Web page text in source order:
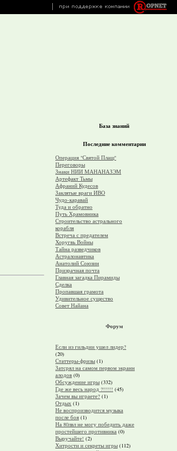
База знаний
Последние комментарии
Операция "Святой Плащ"
Переговоры
Знаки НИИ МАНАНАЗЭМ
Артефакт Тьмы
Афраний Кудесов
Заклятые враги ИВО
Чудо-каравай
Туда и обратно
Путь Храмовника
Строительство астрального
корабля
Встреча с предателем
Хоругвь Войны
Тайна разведчиков
Астралонавтика
Анатолий Союзин
Призрачная почта
Главная загадка Пирамиды
Сделка
Пропавшая грамота
Удивительное существо
Совет Найана
Форум
Если из гильдии ушел лидер?
(20)
Статтеры-фризы (1)
Затсрял на самом первом экранн
алодов (0)
Обсуждение игры (332)
Где же весь народ ?!!!!! (45)
Зачем вы играете? (1)
Отдых (1)
Не воспроизводится музыка
после боя (1)
На 80лвл не могу победить даже
простейшего противника (0)
Выручайте! (2)
Хитрости и секреты игры (112)